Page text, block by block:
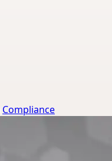
Compliance